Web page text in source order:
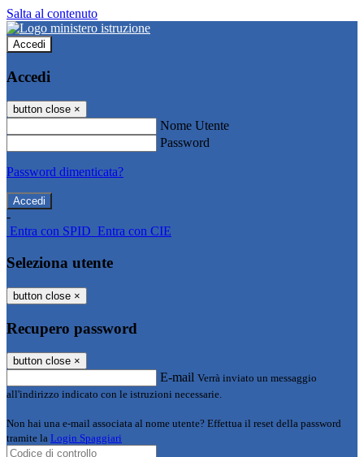
Salta al contenuto
Accedi
Accedi
button close ×
Nome Utente
Password
Password dimenticata?
-
Entra con SPID Entra con CIE
Seleziona utente
button close ×
Recupero password
button close ×
E-mail Verrà inviato un messaggio
all'indirizzo indicato con le istruzioni necessarie.
Non hai una e-mail associata al nome utente? Effettua il reset della password
tramite la Login Spaggiari